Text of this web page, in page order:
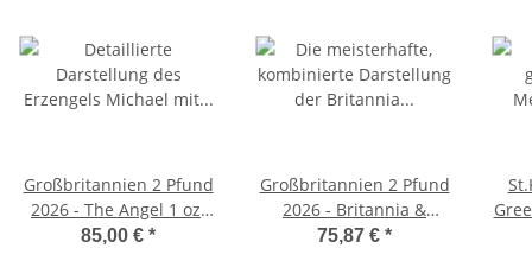
Großbritannien 2 Pfund
2026 - The Angel 1 oz.
Silber
85,00 € *
Großbritannien 2 Pfund
2026 - Britannia &
Liberty 1 oz. Silber
75,87 € *